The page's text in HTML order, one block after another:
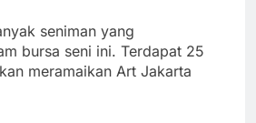
Januari-Juni
2026
Kedekatan
Ayah dan Anak
Perempuan
seniman yang
bursa seni ini. Terdapat 25
meramaikan Art Jakarta